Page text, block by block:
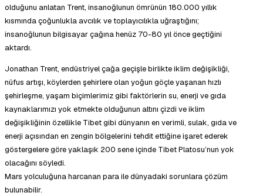
olduğunu anlatan Trent, insanoğlunun ömrünün 180.000 yıllık
kısmında çoğunlukla avcılık ve toplayıcılıkla uğraştığını;
insanoğlunun bilgisayar çağına henüz 70-80 yıl önce geçtiğini
aktardı.
Jonathan Trent, endüstriyel çağa geçişle birlikte iklim değişikliği,
nüfus artışı, köylerden şehirlere olan yoğun göçle yaşanan hızlı
şehirleşme, yaşam biçimlerimiz gibi faktörlerin su, enerji ve gıda
kaynaklarımızı yok etmekte olduğunun altını çizdi ve iklim
değişikliğinin özellikle Tibet gibi dünyanın en verimli, sulak, gıda ve
enerji açısından en zengin bölgelerini tehdit ettiğine işaret ederek
göstergelere göre yaklaşık 200 sene içinde Tibet Platosu’nun yok
olacağını söyledi.
Mars yolculuğuna harcanan para ile dünyadaki sorunlara çözüm
bulunabilir.